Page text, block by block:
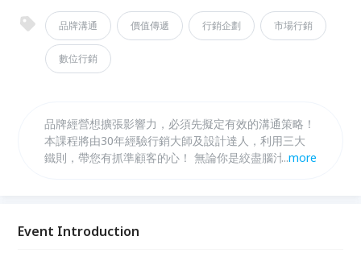
品牌溝通 價值傳遞 行銷企劃 市場行銷
數位行銷
品牌經營想擴張影響力，必須先擬定有效的溝通策略！
本課程將由30年經驗行銷大師及設計達人，利用三大
鐵則，帶您有抓準顧客的心！ 無論你是絞盡腦汁思考
...more
Event Introduction